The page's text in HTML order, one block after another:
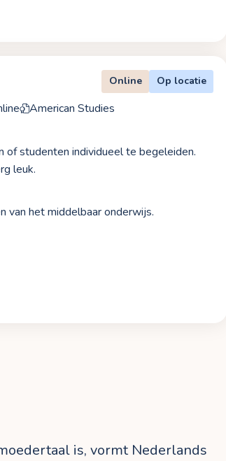
Online Op locatie
American Studies
studenten individueel te begeleiden.
leuk.
van het middelbaar onderwijs.
is, vormt Nederlands